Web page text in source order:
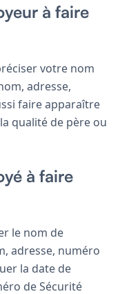
à faire
votre nom
adresse,
faire apparaître
qualité de père ou
à faire
le nom de
adresse, numéro
la date de
de Sécurité